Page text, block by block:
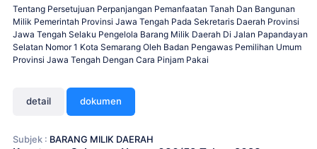
Tentang Persetujuan Perpanjangan Pemanfaatan Tanah Dan Bangunan
Milik Pemerintah Provinsi Jawa Tengah Pada Sekretaris Daerah Provinsi
Jawa Tengah Selaku Pengelola Barang Milik Daerah Di Jalan Papandayan
Selatan Nomor 1 Kota Semarang Oleh Badan Pengawas Pemilihan Umum
Provinsi Jawa Tengah Dengan Cara Pinjam Pakai
detail dokumen
Subjek : BARANG MILIK DAERAH